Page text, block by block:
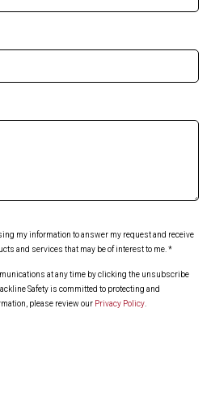
my information to answer my request and receive
and services that may be of interest to me.*
at any time by clicking the unsubscribe
Safety is committed to protecting and
please review our Privacy Policy.